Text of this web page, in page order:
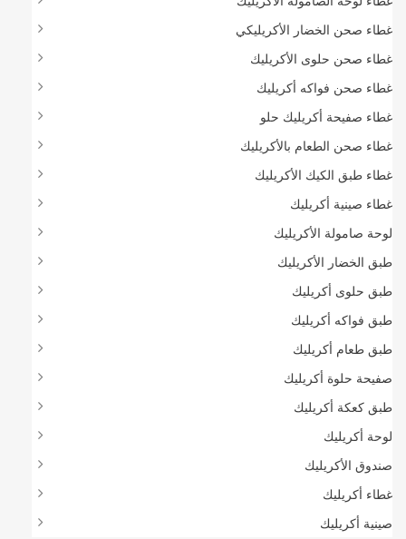
غطاء صحن الخضار الأكريليكي
غطاء صحن حلوى الأكريليك
غطاء صحن فواكه أكريليك
غطاء صفيحة أكريليك حلو
غطاء صحن الطعام بالأكريليك
غطاء طبق الكيك الأكريليك
غطاء صينية أكريليك
لوحة صامولة الأكريليك
طبق الخضار الأكريليك
طبق حلوى أكريليك
طبق فواكه أكريليك
طبق طعام أكريليك
صفيحة حلوة أكريليك
طبق كعكة أكريليك
لوحة أكريليك
صندوق الأكريليك
غطاء أكريليك
صينية أكريليك